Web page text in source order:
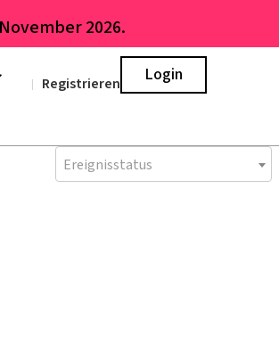
2026.
| Registrieren Login
Ereignisstatus